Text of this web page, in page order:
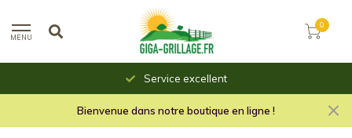
MENU
0
Service excellent
Bienvenue dans notre boutique en ligne !